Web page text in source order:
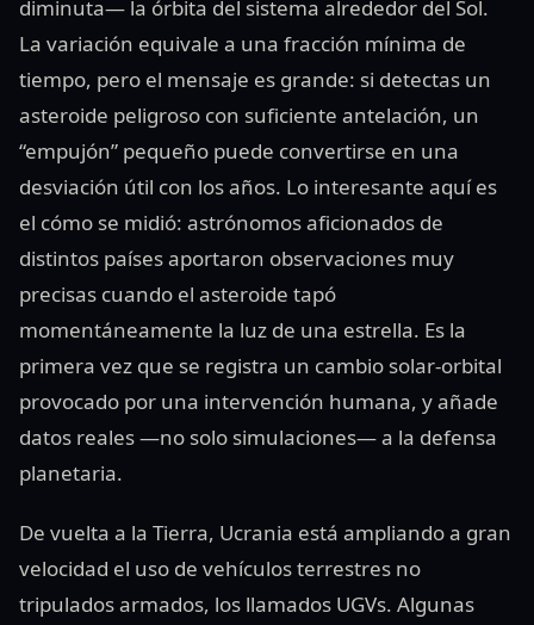
diminuta— la órbita del sistema alrededor del Sol.
La variación equivale a una fracción mínima de
tiempo, pero el mensaje es grande: si detectas un
asteroide peligroso con suficiente antelación, un
“empujón” pequeño puede convertirse en una
desviación útil con los años. Lo interesante aquí es
el cómo se midió: astrónomos aficionados de
distintos países aportaron observaciones muy
precisas cuando el asteroide tapó
momentáneamente la luz de una estrella. Es la
primera vez que se registra un cambio solar-orbital
provocado por una intervención humana, y añade
datos reales —no solo simulaciones— a la defensa
planetaria.
De vuelta a la Tierra, Ucrania está ampliando a gran
velocidad el uso de vehículos terrestres no
tripulados armados, los llamados UGVs. Algunas